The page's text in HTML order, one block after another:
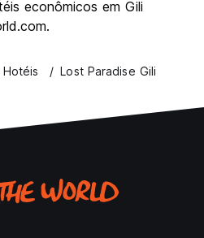
econômicos em Gili
Lost Paradise Gili